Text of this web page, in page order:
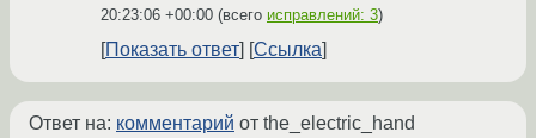
20:23:06 +00:00 (всего исправлений: 3)
Показать ответ Ссылка
Ответ на: комментарий от the_electric_hand